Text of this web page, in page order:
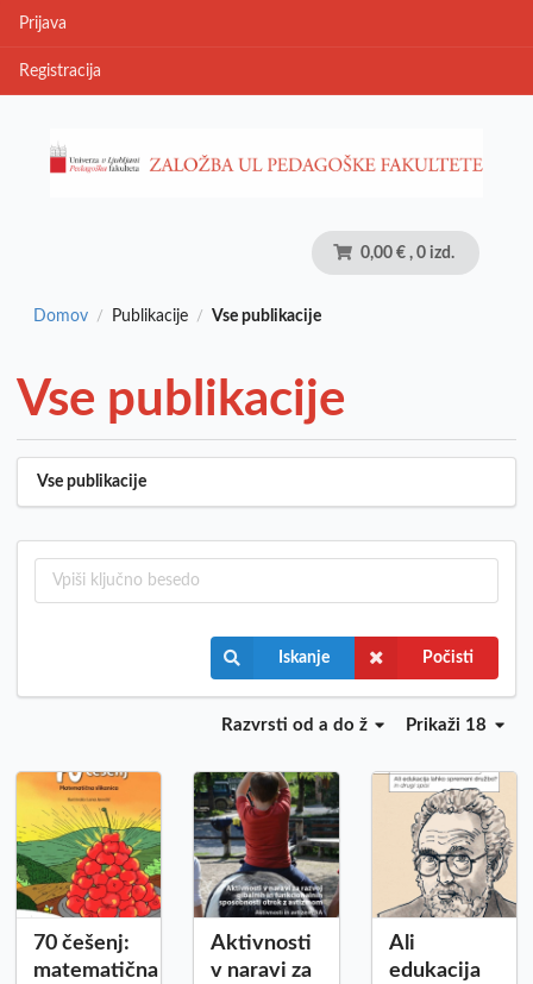
Prijava
Registracija
0,00 € , 0 izd.
Domov / Publikacije / Vse publikacije
Vse publikacije
Vse publikacije
Iskanje Počisti
Prikaži 18
Razvrsti od a do ž
70 češenj:
matematična
Aktivnosti
v naravi za
Ali
edukacija